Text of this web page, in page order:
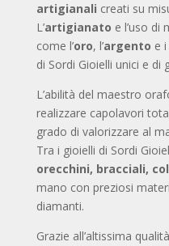
artigianali creati su
L’artigianato e l’uso di
come l’oro, l’argento e i
di Sordi Gioielli unici e di
L’abilità del maestro
realizzare capolavori
grado di valorizzare al
Tra i gioielli di Sordi
orecchini, bracciali,
mano con preziosi
diamanti.
Grazie all’altissima